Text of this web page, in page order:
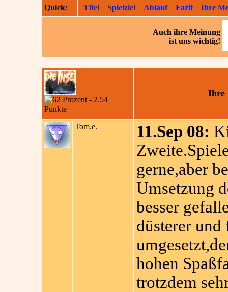
Quick: Titel Spielziel Ablauf Fazit Ihre
Auch ihre Meinung
ist uns wichtig!
Ihre
Tom.e. 11.Sep 08:
gerne,aber
Umsetzung
besser
düsterer
hohen
trotzdem